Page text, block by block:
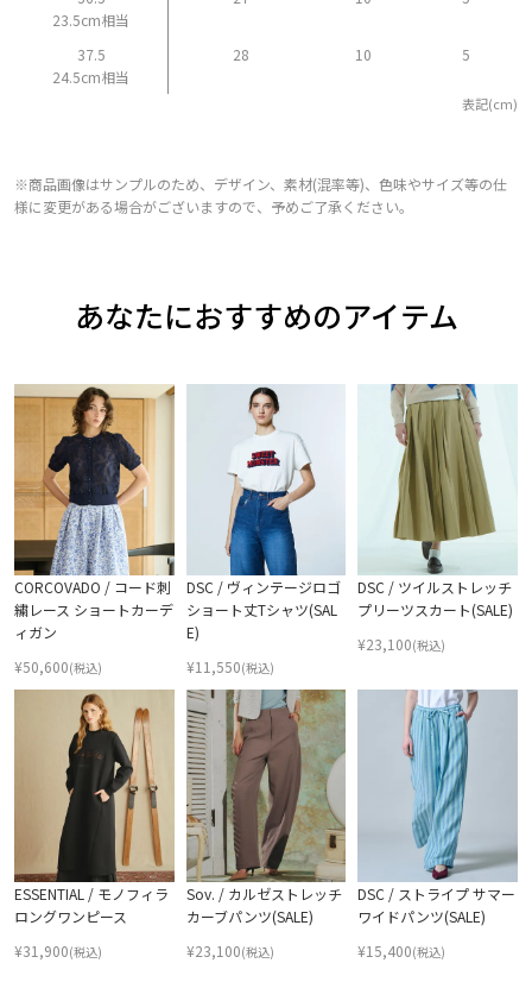
23.5cm相当
37.5
24.5cm相当
28 10 5
表記(cm)
※商品画像はサンプルのため、デザイン、素材(混率等)、色味やサイズ等の仕
様に変更がある場合がございますので、予めご了承ください。
あなたにおすすめのアイテム
CORCOVADO / コード刺
繍レース ショートカーデ
ィガン
¥50,600(税込)
DSC / ヴィンテージロゴ
ショート丈Tシャツ(SAL
E)
¥11,550(税込)
DSC / ツイルストレッチ
プリーツスカート(SALE)
¥23,100(税込)
ESSENTIAL / モノフィラ
ロングワンピース
¥31,900(税込)
Sov. / カルゼストレッチ
カーブパンツ(SALE)
¥23,100(税込)
DSC / ストライプ サマー
ワイドパンツ(SALE)
¥15,400(税込)